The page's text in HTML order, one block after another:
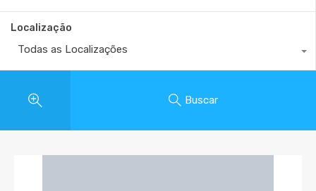
Localização
Todas as Localizações
Buscar